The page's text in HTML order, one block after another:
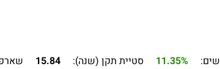
11.35% סטיית תקן (שנה): 15.84